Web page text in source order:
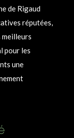
de Rigaud
réputées,
meilleurs
pour les
une